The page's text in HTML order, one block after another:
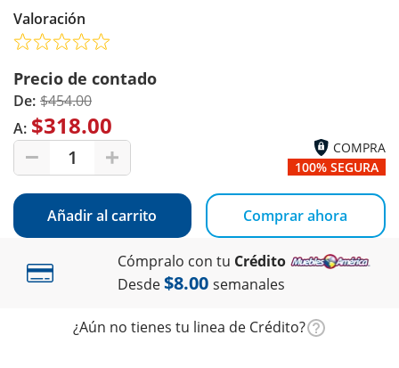
Valoración
Precio de contado
De: $454.00
A: $318.00
1
COMPRA
100% SEGURA
Añadir al carrito Comprar ahora
Cómpralo con tu Crédito
Desde$8.00 semanales
¿Aún no tienes tu linea de Crédito?